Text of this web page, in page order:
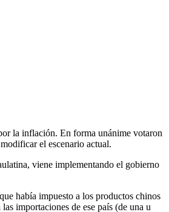
la inflación. En forma unánime votaron
el escenario actual.
viene implementando el gobierno
había impuesto a los productos chinos
importaciones de ese país (de una u